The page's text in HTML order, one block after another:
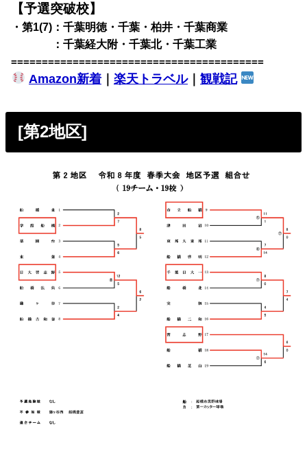
【予選突破校】
・第1(7)：千葉明徳・千葉・柏井・千葉商業
：千葉経大附・千葉北・千葉工業
=========================================
Amazon新着｜ 楽天トラベル｜ 観戦記
[第2地区]